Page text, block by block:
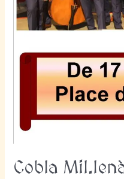
Cobla